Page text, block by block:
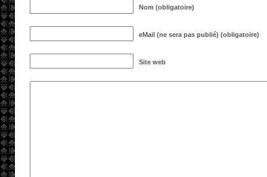
Nom (obligatoire)
eMail (ne sera pas publié) (obligatoire)
Site web